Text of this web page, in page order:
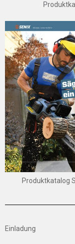
Produktkatalog
Einladung